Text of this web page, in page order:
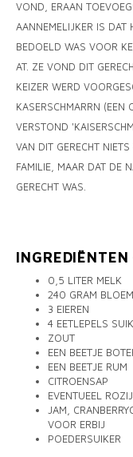
VOND, ERAAN
AANNEMELIJKER IS DAT
BEDOELD WAS VOOR
AT. ZE VOND DIT
KEIZER WERD
KASERSCHMARRN (EEN
VERSTOND
VAN DIT GERECHT
FAMILIE, MAAR DAT DE
GERECHT WAS.
0,5 LITER MELK
240 GRAM BLOEM
3 EIEREN
4 EETLEPELS
ZOUT
EEN BEETJE
EEN BEETJE RUM
CITROENSAP
EVENTUEEL
JAM,
VOOR ERBIJ
POEDERSUIKER